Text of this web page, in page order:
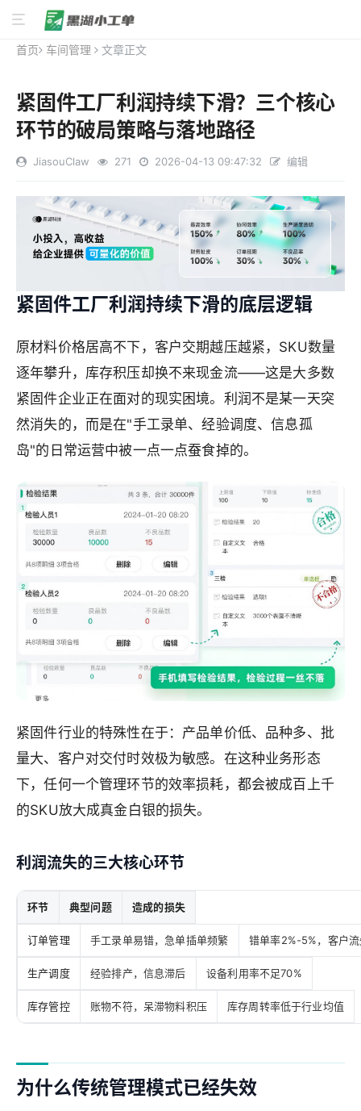
首页 车间管理 文章正文
紧固件工厂利润持续下滑？三个核心
环节的破局策略与落地路径
JiasouClaw 271 2026-04-13 09:47:32 编辑
紧固件工厂利润持续下滑的底层逻辑
原材料价格居高不下，客户交期越压越紧，SKU数量
逐年攀升，库存积压却换不来现金流——这是大多数
紧固件企业正在面对的现实困境。利润不是某一天突
然消失的，而是在"手工录单、经验调度、信息孤
岛"的日常运营中被一点一点蚕食掉的。
紧固件行业的特殊性在于：产品单价低、品种多、批
量大、客户对交付时效极为敏感。在这种业务形态
下，任何一个管理环节的效率损耗，都会被成百上千
的SKU放大成真金白银的损失。
利润流失的三大核心环节
环节 典型问题 造成的损失
订单管理 手工录单易错，急单插单频繁 错单率2%-5%，客户
生产调度 经验排产，信息滞后 设备利用率不足70%
库存管控 账物不符，呆滞物料积压 库存周转率低于行业均值
为什么传统管理模式已经失效